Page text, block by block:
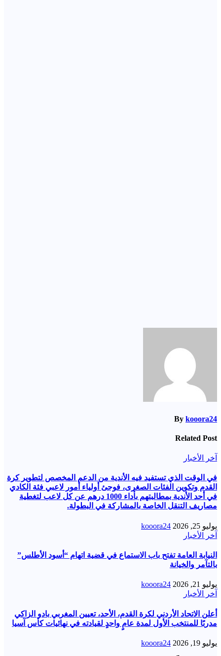
By kooora24
Related Post
آخر الأخبار
في الوقت الذي تستفيد فيه الأندية من الدعم المخصص لتطوير كرة
القدم وتكوين الفئات الصغرى، فوجئ أولياء أمور لاعبي فئة الكادي
في أحد الأندية بمطالبتهم بأداء 1000 درهم عن كل لاعب لتغطية
مصاريف التنقل الخاصة بالمشاركة في البطولة.
يوليو 25, 2026
kooora24
آخر الأخبار
النيابة العامة تفتح باب الاستماع في قضية اتهام “أسود الأطلس”
بالتآمر والخيانة
يوليو 21, 2026
kooora24
آخر الأخبار
أعلن الاتحاد الأردني لكرة القدم، الأحد، تعيين المغربي بادو الزاكي
مدربًا للمنتخب الأول لمدة عامٍ واحدٍ لقيادته ​في نهائيات كأس آسيا
يوليو 19, 2026 kooora24